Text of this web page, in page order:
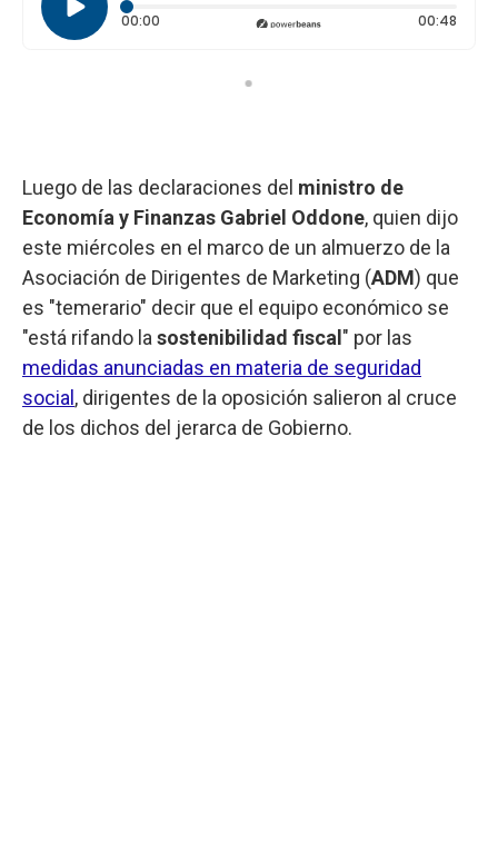
00:00 Tiempo transcurrido: 0 segundos 00:48
Luego de las declaraciones del ministro de
Economía y Finanzas Gabriel Oddone, quien dijo
este miércoles en el marco de un almuerzo de la
Asociación de Dirigentes de Marketing (ADM) que
es "temerario" decir que el equipo económico se
"está rifando la sostenibilidad fiscal " por las
medidas anunciadas en materia de seguridad
social , dirigentes de la oposición salieron al cruce
de los dichos del jerarca de Gobierno.